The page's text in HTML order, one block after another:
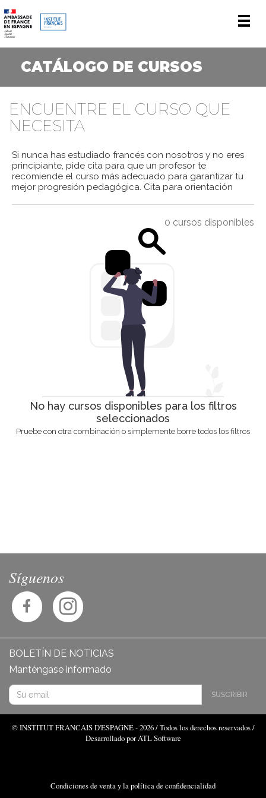
CATÁLOGO DE CURSOS
ENCUENTRE EL CURSO QUE
NECESITA
Si nunca has estudiado francés con nosotros y no eres
principiante, pide cita para que un profesor te
recomiende el curso más adecuado para garantizar tu
mejor progresión pedagógica. Cita para orientación
0 cursos disponibles
No hay cursos disponibles para los filtros
seleccionados
Pruebe con otra combinación o simplemente borre todos los filtros
Síguenos
BOLETÍN DE NOTICIAS
Manténgase informado
SUSCRIBIR
© INSTITUT FRANCAIS D'ESPAGNE - 2026 / Todos los derechos reservados /
Desarrollado por ATL Software
Condiciones de venta y la política de confidencialidad